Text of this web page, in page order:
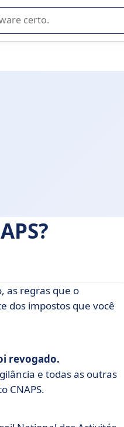
sua empresa.
as regras que o
dos impostos que você
revogado.
e todas as outras
CNAPS.